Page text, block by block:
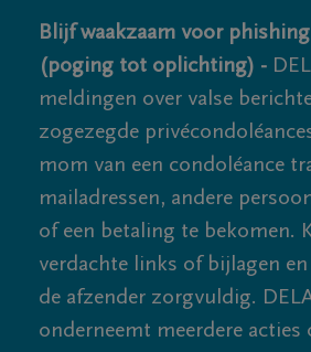
Blijf waakzaam voor
(poging tot oplichting) -
meldingen over valse
zogezegde
mom van een condoléance
mailadressen, andere
of een betaling te bekomen.
verdachte links of bijlagen
de afzender zorgvuldig.
onderneemt meerdere